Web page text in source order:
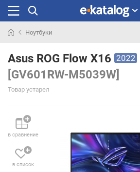
раньше
Ноутбуки
Asus ROG Flow X16 2022
[GV601RW-M5039W]
Товар устарел
в сравнение
в список